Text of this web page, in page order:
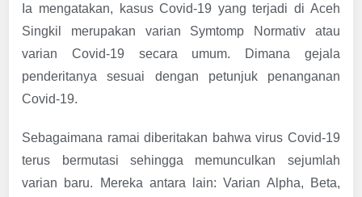
Ia mengatakan, kasus Covid-19 yang terjadi di Aceh
Singkil merupakan varian Symtomp Normativ atau
varian Covid-19 secara umum. Dimana gejala
penderitanya sesuai dengan petunjuk penanganan
Covid-19.
Sebagaimana ramai diberitakan bahwa virus Covid-19
terus bermutasi sehingga memunculkan sejumlah
varian baru. Mereka antara lain: Varian Alpha, Beta,